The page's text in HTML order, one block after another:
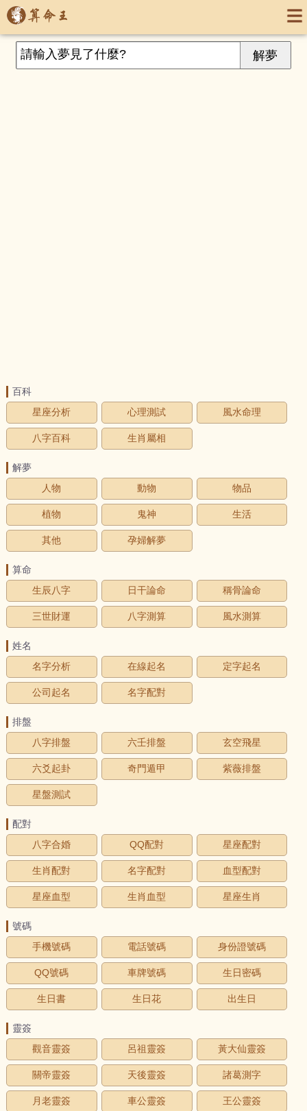
百科
星座分析
心理測試 風水命理
八字百科 生肖屬相
解夢
人物
動物 物品
植物 鬼神 生活
其他 孕婦解夢
算命
生辰八字
日干論命 稱骨論命
三世財運 八字測算 風水測算
姓名
名字分析
在線起名 定字起名
公司起名 名字配對
排盤
八字排盤
六壬排盤 玄空飛星
六爻起卦 奇門遁甲 紫薇排盤
星盤測試
配對
八字合婚
QQ配對 星座配對
生肖配對 名字配對 血型配對
星座血型 生肖血型 星座生肖
號碼
手機號碼
電話號碼 身份證號碼
QQ號碼 車牌號碼 生日密碼
生日書 生日花 出生日
靈簽
觀音靈簽
呂祖靈簽 黃大仙靈簽
關帝靈簽 天後靈簽 諸葛測字
月老靈簽 車公靈簽 王公靈簽